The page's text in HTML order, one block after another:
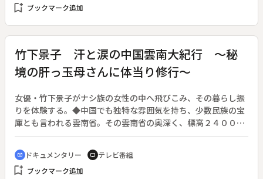
bookmark_add ブックマーク追加
竹下景子 汗と涙の中国雲南大紀行 ～秘
境の肝っ玉母さんに体当り修行～
女優・竹下景子がナシ族の女性の中へ飛びこみ、その暮らし振
りを体験する。◆中国でも独特な雰囲気を持ち、少数民族の宝
庫とも言われる雲南省。その雲南省の奥深く、標高２４００ｍ
にある麗江には１５万人のナシ族が「東巴（トンパ）」という
独自の文化を何百年も守って暮らしている。そこにはどこか懐
かしい古い日本の住宅街のような趣がある。ナシ族は母系社会
で、女性が一家の大黒柱として頑張っている。とにかく元気で
cinematic_blur ドキュメンタリー tv テレビ番組
bookmark_add ブックマーク追加